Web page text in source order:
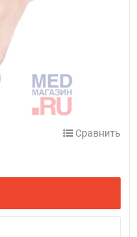
Сравнить